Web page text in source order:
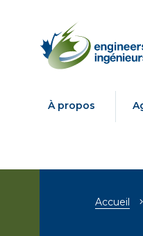
À propos
Accueil